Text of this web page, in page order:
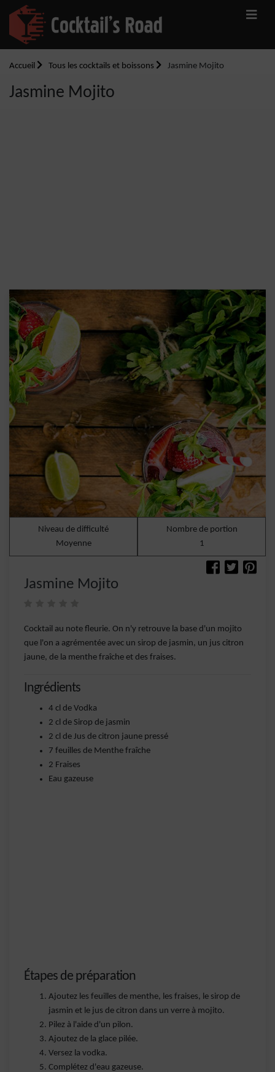
Accueil Tous les cocktails et boissons Jasmine Mojito
Jasmine Mojito
Niveau de difficulté
Moyenne
Nombre de portion
1
Jasmine Mojito
Cocktail au note fleurie. On n'y retrouve la base d'un mojito
que l'on a agrémentée avec un sirop de jasmin, un jus citron
jaune, de la menthe fraîche et des fraises.
Ingrédients
4 cl de Vodka
2 cl de Sirop de jasmin
2 cl de Jus de citron jaune pressé
7 feuilles de Menthe fraîche
2 Fraises
Eau gazeuse
Étapes de préparation
Ajoutez les feuilles de menthe, les fraises, le sirop de
jasmin et le jus de citron dans un verre à mojito.
Pilez à l'aide d'un pilon.
Ajoutez de la glace pilée.
Versez la vodka.
Complétez d'eau gazeuse.